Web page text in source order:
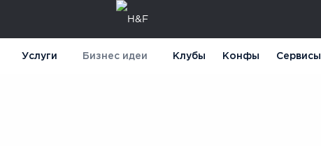
Услуги Бизнес идеи Клубы Конфы Сервисы